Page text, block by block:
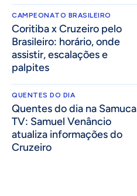
CAMPEONATO BRASILEIRO
Coritiba x Cruzeiro pelo
Brasileiro: horário, onde
assistir, escalações e
palpites
QUENTES DO DIA
Quentes do dia na Samuca
TV: Samuel Venâncio
atualiza informações do
Cruzeiro